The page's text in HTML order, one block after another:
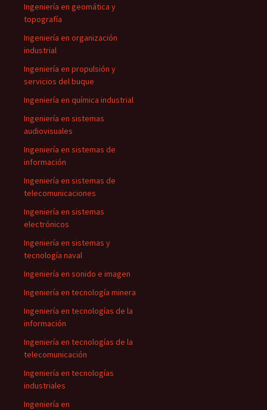
Ingeniería en geomática y
topografía
Ingeniería en organización
industrial
Ingeniería en propulsión y
servicios del buque
Ingeniería en química industrial
Ingeniería en sistemas
audiovisuales
Ingeniería en sistemas de
información
Ingeniería en sistemas de
telecomunicaciones
Ingeniería en sistemas
electrónicos
Ingeniería en sistemas y
tecnología naval
Ingeniería en sonido e imagen
Ingeniería en tecnología minera
Ingeniería en tecnologías de la
información
Ingeniería en tecnologías de la
telecomunicación
Ingeniería en tecnologías
industriales
Ingeniería en